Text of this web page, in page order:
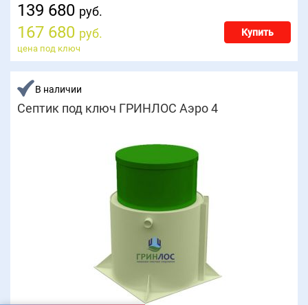
139 680 руб.
167 680 руб. Купить
цена под ключ
В наличии
Септик под ключ ГРИНЛОС Аэро 4